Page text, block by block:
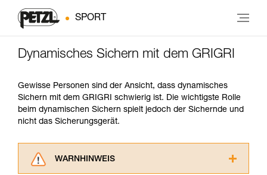
SPORT
Dynamisches Sichern mit dem GRIGRI
Gewisse Personen sind der Ansicht, dass dynamisches
Sichern mit dem GRIGRI schwierig ist. Die wichtigste Rolle
beim dynamischen Sichern spielt jedoch der Sichernde und
nicht das Sicherungsgerät.
WARNHINWEIS